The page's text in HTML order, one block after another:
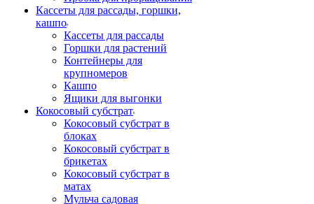
Кассеты для рассады, горшки,
кашпо
Кассеты для рассады
Горшки для растений
Контейнеры для
крупномеров
Кашпо
Ящики для выгонки
Кокосовый субстрат
Кокосовый субстрат в
блоках
Кокосовый субстрат в
брикетах
Кокосовый субстрат в
матах
Мульча садовая